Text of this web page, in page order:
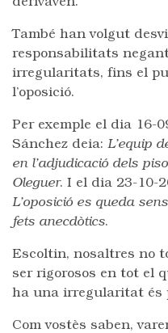
També han volgut
responsabilitats
irregularitats, fins el
l’oposició.
Per exemple el dia 16-
Sánchez deia: L’equip
en l’adjudicació dels
Oleguer. I el dia 23-10-
L’oposició es queda
fets anecdòtics.
Escoltin, nosaltres no
ser rigorosos en tot el
ha una irregularitat és
Com vostès saben,